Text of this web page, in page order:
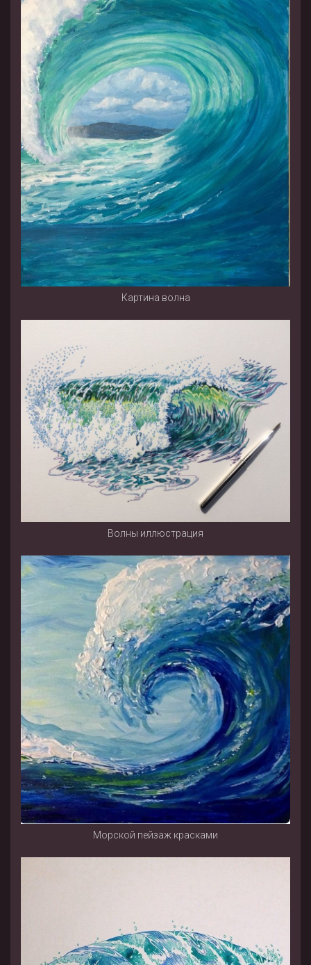
Картина волна
Волны иллюстрация
Морской пейзаж красками